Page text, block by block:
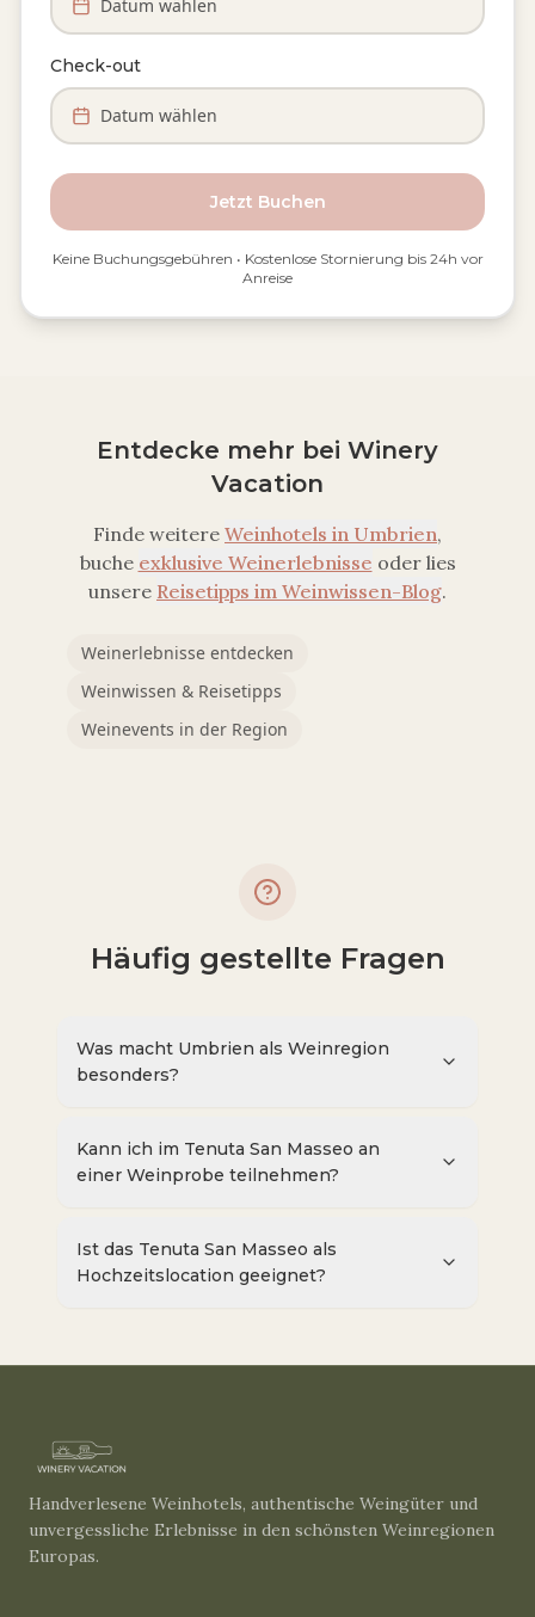
Datum wählen
Check-out
Datum wählen
Jetzt Buchen
Keine Buchungsgebühren • Kostenlose Stornierung bis 24h vor
Anreise
Entdecke mehr bei Winery
Vacation
Finde weitere Weinhotels in Umbrien,
buche exklusive Weinerlebnisse oder lies
unsere Reisetipps im Weinwissen-Blog.
Weinerlebnisse entdecken
Weinwissen & Reisetipps
Weinevents in der Region
Häufig gestellte Fragen
Was macht Umbrien als Weinregion
besonders?
Kann ich im Tenuta San Masseo an
einer Weinprobe teilnehmen?
Ist das Tenuta San Masseo als
Hochzeitslocation geeignet?
Handverlesene Weinhotels, authentische Weingüter und
unvergessliche Erlebnisse in den schönsten Weinregionen
Europas.